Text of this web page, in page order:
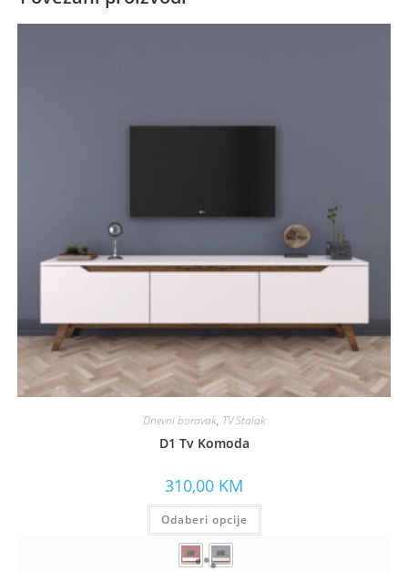
Dnevni boravak, TV Stalak
D1 Tv Komoda
310,00 KM
Odaberi opcije